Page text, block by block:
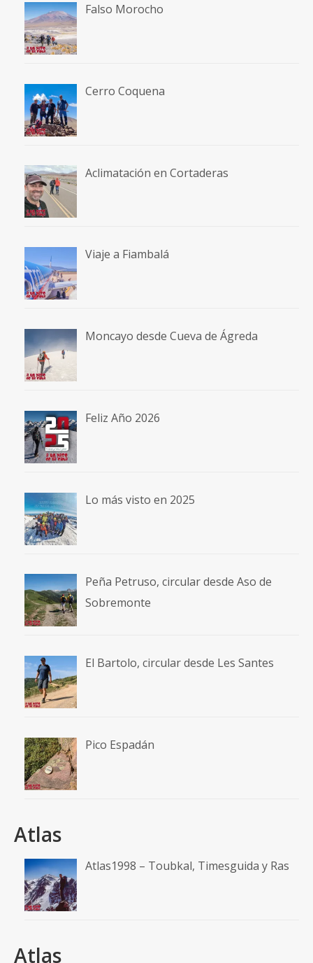
Falso Morocho
Cerro Coquena
Aclimatación en Cortaderas
Viaje a Fiambalá
Moncayo desde Cueva de Ágreda
Feliz Año 2026
Lo más visto en 2025
Peña Petruso, circular desde Aso de
Sobremonte
El Bartolo, circular desde Les Santes
Pico Espadán
Atlas
Atlas1998 – Toubkal, Timesguida y Ras
Atlas